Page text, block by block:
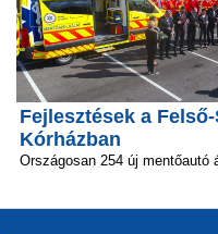
Fejlesztések a
Kórházban
Országosan 254 új mentőautó